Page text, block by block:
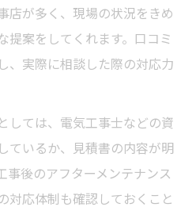
店が多く、現場の状況をきめ
提案をしてくれます。口コミ
、実際に相談した際の対応力
しては、電気工事士などの資
ているか、見積書の内容が明
事後のアフターメンテナンス
対応体制も確認しておくこと